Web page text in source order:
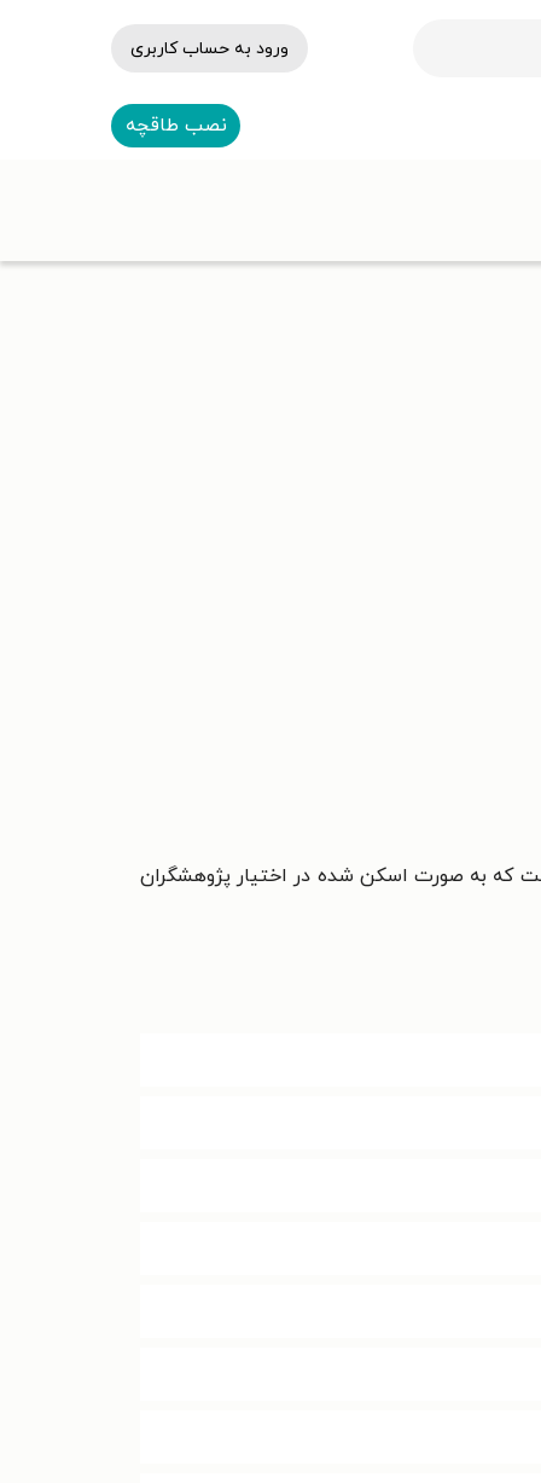
ورود به حساب کاربری
نصب طاقچه
که به صورت اسکن شده در اختيار پژوهشگران